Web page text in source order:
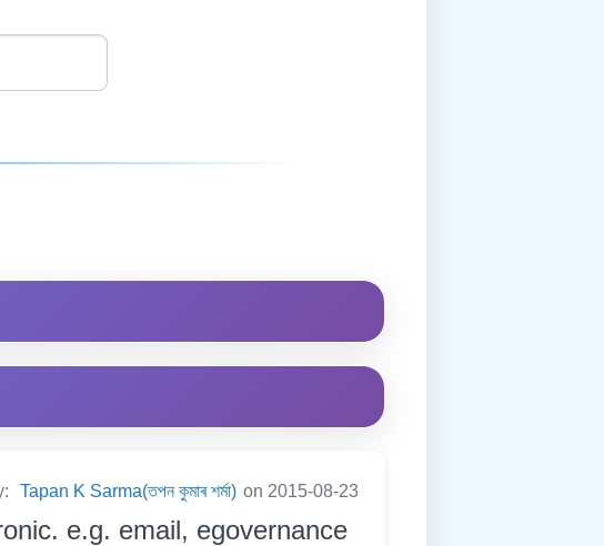
Tapan K Sarma(তপন কুমাৰ শৰ্মা) on 2015-08-23
e.g. email, egovernance